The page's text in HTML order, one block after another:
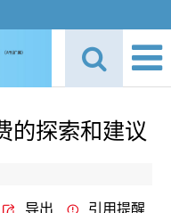
的探索和建议
导出 引用提醒